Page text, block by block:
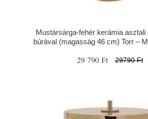
Mustársárga-fehér kerámia asztali
búrával (magasság 46 cm) Torr –
29 790 Ft 29790 Ft